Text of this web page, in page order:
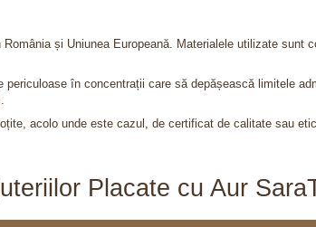
și Uniunea Europeană. Materialele utilizate sunt
în concentrații care să depășească limitele
acolo unde este cazul, de certificat de calitate sau
Placate cu Aur